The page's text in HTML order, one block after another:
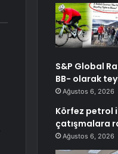
S&P Global
BB- olarak
Ağustos 6, 2026
Körfez petrol
çatışmalara
Ağustos 6, 2026